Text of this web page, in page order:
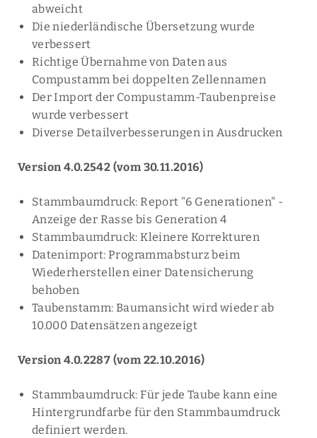
abweicht
Die niederländische Übersetzung wurde
verbessert
Richtige Übernahme von Daten aus
Compustamm bei doppelten Zellennamen
Der Import der Compustamm-Taubenpreise
wurde verbessert
Diverse Detailverbesserungen in Ausdrucken
Version 4.0.2542 (vom 30.11.2016)
Stammbaumdruck: Report "6 Generationen" -
Anzeige der Rasse bis Generation 4
Stammbaumdruck: Kleinere Korrekturen
Datenimport: Programmabsturz beim
Wiederherstellen einer Datensicherung
behoben
Taubenstamm: Baumansicht wird wieder ab
10.000 Datensätzen angezeigt
Version 4.0.2287 (vom 22.10.2016)
Stammbaumdruck: Für jede Taube kann eine
Hintergrundfarbe für den Stammbaumdruck
definiert werden.